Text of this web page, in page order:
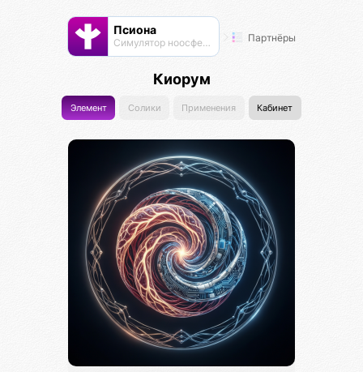
Псиона
Cимулятор ноосферы Партнёры
Киорум
Элемент Солики Применения Кабинет